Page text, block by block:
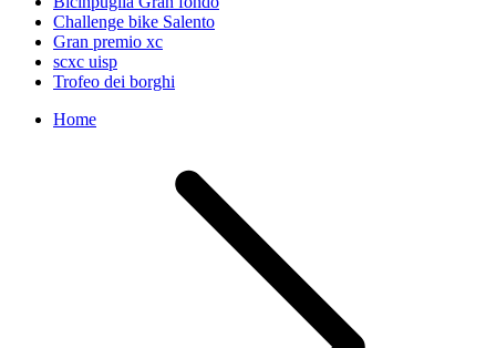
Challenge bike Salento
Gran premio xc
scxc uisp
Trofeo dei borghi
Home